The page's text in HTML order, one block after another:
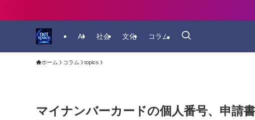
AI 社会 文化 コラム
ホーム コラム topics
マイナンバーカードの個人番号、申請